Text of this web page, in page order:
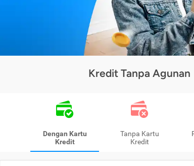
Kredit Tanpa Agunan
Dengan Kartu
Kredit
Tanpa Kartu
Kredit